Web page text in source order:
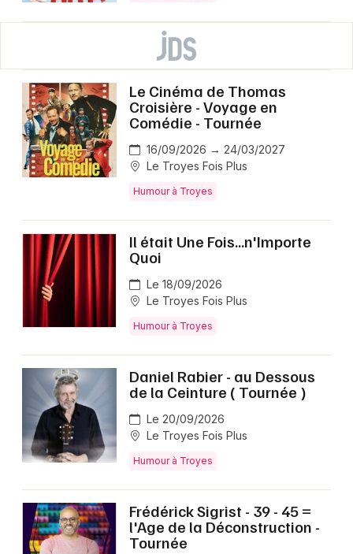
Le Cinéma de Thomas
Croisière - Voyage en
Comédie - Tournée
16/09/2026 → 24/03/2027
Le Troyes Fois Plus
Humour à Troyes
Il était Une Fois...n'Importe
Quoi
Le 18/09/2026
Le Troyes Fois Plus
Humour à Troyes
Daniel Rabier - au Dessous
de la Ceinture ( Tournée )
Le 20/09/2026
Le Troyes Fois Plus
Humour à Troyes
Frédérick Sigrist - 39 - 45 =
l'Age de la Déconstruction -
Tournée